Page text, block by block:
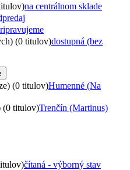
na centrálnom sklade
(0 titulov)dostupná (bez
(0 titulov)Humenné (Na
(0 titulov)Trenčín (Martinus)
čítaná - výborný stav